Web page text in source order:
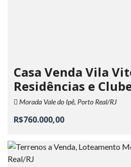
Casa Venda Vila
Residências e
Morada Vale do Ipê, Porto Real/RJ
R$760.000,00